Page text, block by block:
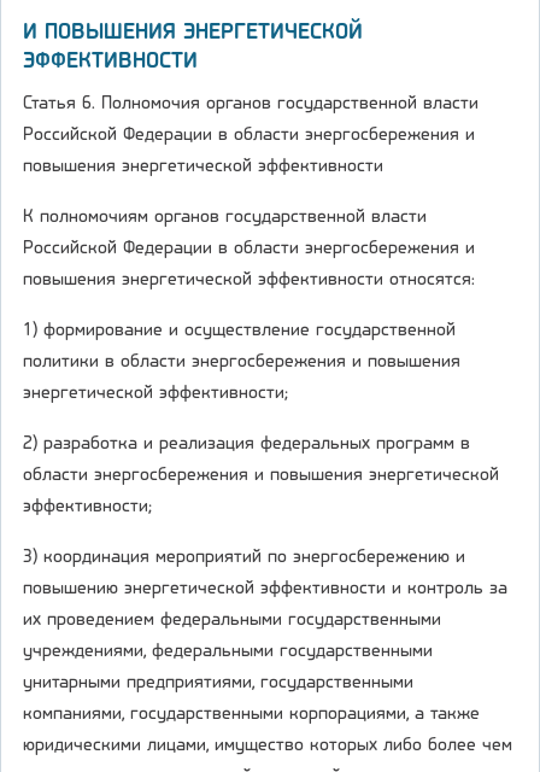
И ПОВЫШЕНИЯ ЭНЕРГЕТИЧЕСКОЙ
ЭФФЕКТИВНОСТИ
Статья 6. Полномочия органов государственной власти
Российской Федерации в области энергосбережения и
повышения энергетической эффективности
К полномочиям органов государственной власти
Российской Федерации в области энергосбережения и
повышения энергетической эффективности относятся:
1) формирование и осуществление государственной
политики в области энергосбережения и повышения
энергетической эффективности;
2) разработка и реализация федеральных программ в
области энергосбережения и повышения энергетической
эффективности;
3) координация мероприятий по энергосбережению и
повышению энергетической эффективности и контроль за
их проведением федеральными государственными
учреждениями, федеральными государственными
унитарными предприятиями, государственными
компаниями, государственными корпорациями, а также
юридическими лицами, имущество которых либо более чем